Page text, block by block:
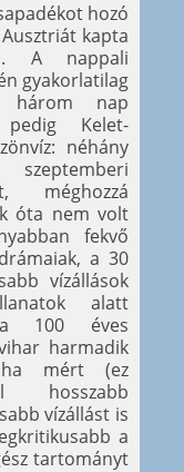
hozó
kapta
A nappali
gyakorlatilag
három nap
Kelet-
néhány
méghozzá
óta nem volt
fekvő
a 30
vízállások
alatt
100 éves
harmadik
mért (ez
hosszabb
vízállást is
a
tartományt